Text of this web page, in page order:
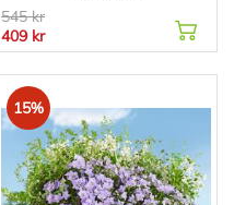
545 kr
409 kr
15%